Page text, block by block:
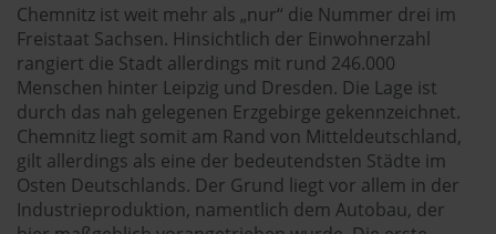
Chemnitz ist weit mehr als „nur“ die Nummer drei im
Freistaat Sachsen. Hinsichtlich der Einwohnerzahl
rangiert die Stadt allerdings mit rund 246.000
Menschen hinter Leipzig und Dresden. Die Lage ist
durch das nah gelegenen Erzgebirge gekennzeichnet.
Chemnitz liegt somit am Rand von Mitteldeutschland,
gilt allerdings als eine der bedeutendsten Städte im
Osten Deutschlands. Der Grund liegt vor allem in der
Industrieproduktion, namentlich dem Autobau, der